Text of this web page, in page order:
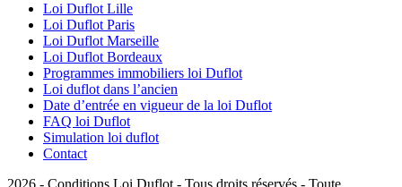
Loi Duflot Lille
Loi Duflot Paris
Loi Duflot Marseille
Loi Duflot Bordeaux
Programmes immobiliers loi Duflot
Loi duflot dans l’ancien
Date d’entrée en vigueur de la loi Duflot
FAQ loi Duflot
Simulation loi duflot
Contact
2026 - Conditions Loi Duflot - Tous droits réservés - Toute